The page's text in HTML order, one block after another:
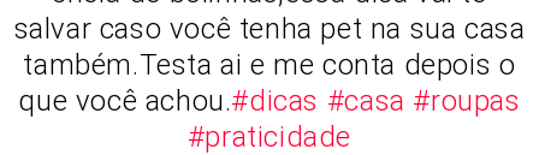
salvar caso você tenha pet na sua casa
também.Testa ai e me conta depois o
que você achou.#dicas #casa #roupas
#praticidade